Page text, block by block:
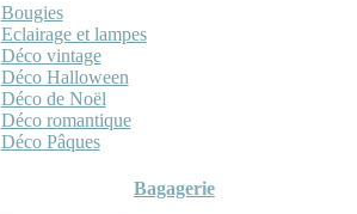
Bougies
Eclairage et lampes
Déco vintage
Déco Halloween
Déco de Noël
Déco romantique
Déco Pâques
Bagagerie